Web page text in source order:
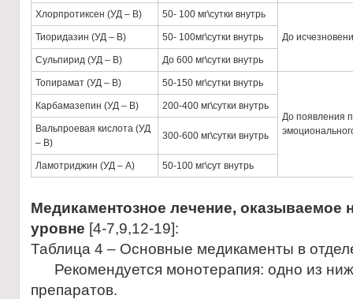
Хлорпротиксен (УД – В) 50- 100 мг\сутки внутрь
До
Тиоридазин (УД – В) 50- 100мг\сутки внутрь
Сульпирид (УД – В) До 600 мг\сутки внутрь
Топирамат (УД – В) 50-150 мг\сутки внутрь
До появления
Карбамазепин (УД – В) 200-400 мг\сутки внутрь
Вальпроевая кислота (УД
– В)
300-600 мг\сутки внутрь
Ламотриджин (УД – А) 50-100 мг\сут внутрь
Медикаментозное лечение, оказываемое
уровне [4-7,9,12-19]:
Таблица 4 – Основные медикаменты в
Рекомендуется монотерапия: одно из
препаратов.